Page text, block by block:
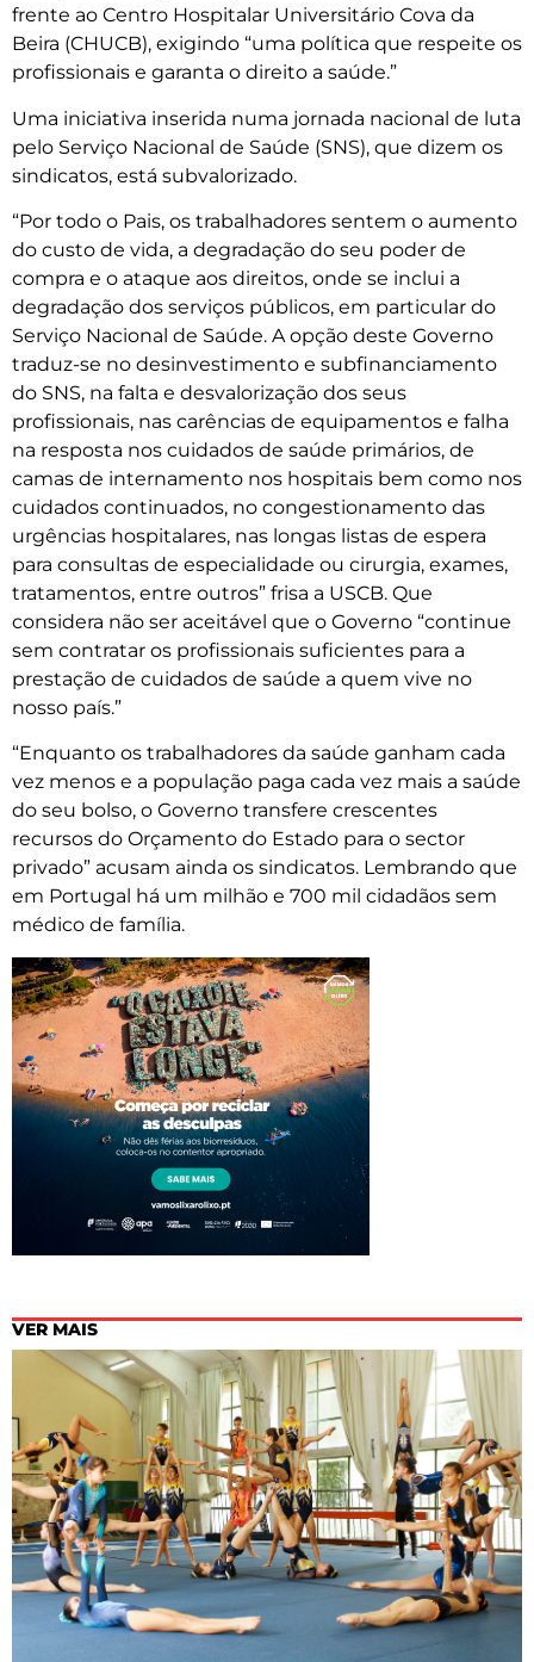
frente ao Centro Hospitalar Universitário Cova da
Beira (CHUCB), exigindo “uma política que respeite os
profissionais e garanta o direito a saúde.”
Uma iniciativa inserida numa jornada nacional de luta
pelo Serviço Nacional de Saúde (SNS), que dizem os
sindicatos, está subvalorizado.
“Por todo o Pais, os trabalhadores sentem o aumento
do custo de vida, a degradação do seu poder de
compra e o ataque aos direitos, onde se inclui a
degradação dos serviços públicos, em particular do
Serviço Nacional de Saúde. A opção deste Governo
traduz-se no desinvestimento e subfinanciamento
do SNS, na falta e desvalorização dos seus
profissionais, nas carências de equipamentos e falha
na resposta nos cuidados de saúde primários, de
camas de internamento nos hospitais bem como nos
cuidados continuados, no congestionamento das
urgências hospitalares, nas longas listas de espera
para consultas de especialidade ou cirurgia, exames,
tratamentos, entre outros” frisa a USCB. Que
considera não ser aceitável que o Governo “continue
sem contratar os profissionais suficientes para a
prestação de cuidados de saúde a quem vive no
nosso país.”
“Enquanto os trabalhadores da saúde ganham cada
vez menos e a população paga cada vez mais a saúde
do seu bolso, o Governo transfere crescentes
recursos do Orçamento do Estado para o sector
privado” acusam ainda os sindicatos. Lembrando que
em Portugal há um milhão e 700 mil cidadãos sem
médico de família.
VER MAIS